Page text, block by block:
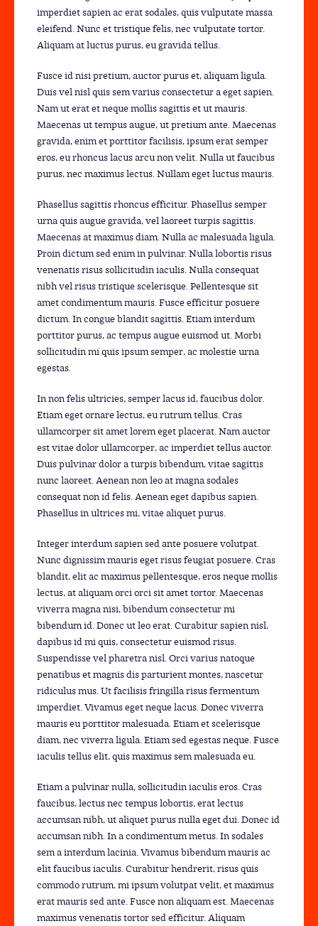
imperdiet sapien ac erat sodales, quis vulputate massa
eleifend. Nunc et tristique felis, nec vulputate tortor.
Aliquam at luctus purus, eu gravida tellus.
Fusce id nisi pretium, auctor purus et, aliquam ligula.
Duis vel nisl quis sem varius consectetur a eget sapien.
Nam ut erat et neque mollis sagittis et ut mauris.
Maecenas ut tempus augue, ut pretium ante. Maecenas
gravida, enim et porttitor facilisis, ipsum erat semper
eros, eu rhoncus lacus arcu non velit. Nulla ut faucibus
purus, nec maximus lectus. Nullam eget luctus mauris.
Phasellus sagittis rhoncus efficitur. Phasellus semper
urna quis augue gravida, vel laoreet turpis sagittis.
Maecenas at maximus diam. Nulla ac malesuada ligula.
Proin dictum sed enim in pulvinar. Nulla lobortis risus
venenatis risus sollicitudin iaculis. Nulla consequat
nibh vel risus tristique scelerisque. Pellentesque sit
amet condimentum mauris. Fusce efficitur posuere
dictum. In congue blandit sagittis. Etiam interdum
porttitor purus, ac tempus augue euismod ut. Morbi
sollicitudin mi quis ipsum semper, ac molestie urna
egestas.
In non felis ultricies, semper lacus id, faucibus dolor.
Etiam eget ornare lectus, eu rutrum tellus. Cras
ullamcorper sit amet lorem eget placerat. Nam auctor
est vitae dolor ullamcorper, ac imperdiet tellus auctor.
Duis pulvinar dolor a turpis bibendum, vitae sagittis
nunc laoreet. Aenean non leo at magna sodales
consequat non id felis. Aenean eget dapibus sapien.
Phasellus in ultrices mi, vitae aliquet purus.
Integer interdum sapien sed ante posuere volutpat.
Nunc dignissim mauris eget risus feugiat posuere. Cras
blandit, elit ac maximus pellentesque, eros neque mollis
lectus, at aliquam orci orci sit amet tortor. Maecenas
viverra magna nisi, bibendum consectetur mi
bibendum id. Donec ut leo erat. Curabitur sapien nisl,
dapibus id mi quis, consectetur euismod risus.
Suspendisse vel pharetra nisl. Orci varius natoque
penatibus et magnis dis parturient montes, nascetur
ridiculus mus. Ut facilisis fringilla risus fermentum
imperdiet. Vivamus eget neque lacus. Donec viverra
mauris eu porttitor malesuada. Etiam et scelerisque
diam, nec viverra ligula. Etiam sed egestas neque. Fusce
iaculis tellus elit, quis maximus sem malesuada eu.
Etiam a pulvinar nulla, sollicitudin iaculis eros. Cras
faucibus, lectus nec tempus lobortis, erat lectus
accumsan nibh, ut aliquet purus nulla eget dui. Donec id
accumsan nibh. In a condimentum metus. In sodales
sem a interdum lacinia. Vivamus bibendum mauris ac
elit faucibus iaculis. Curabitur hendrerit, risus quis
commodo rutrum, mi ipsum volutpat velit, et maximus
erat mauris sed ante. Fusce non aliquam est. Maecenas
maximus venenatis tortor sed efficitur. Aliquam